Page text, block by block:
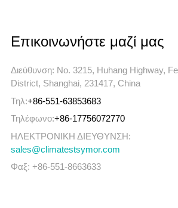
Επικοινωνήστε μαζί μας
Διεύθυνση: No. 3215, Huhang Highway,
District, Shanghai, 231417, China
Τηλ:+86-551-63853683
Τηλέφωνο:+86-17756072770
ΗΛΕΚΤΡΟΝΙΚΗ ΔΙΕΥΘΥΝΣΗ:
sales@climatestsymor.com
Φαξ: +86-551-8663633